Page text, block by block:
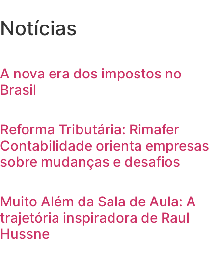
Notícias
A nova era dos impostos no
Brasil
Reforma Tributária: Rimafer
Contabilidade orienta empresas
sobre mudanças e desafios
Muito Além da Sala de Aula: A
trajetória inspiradora de Raul
Hussne